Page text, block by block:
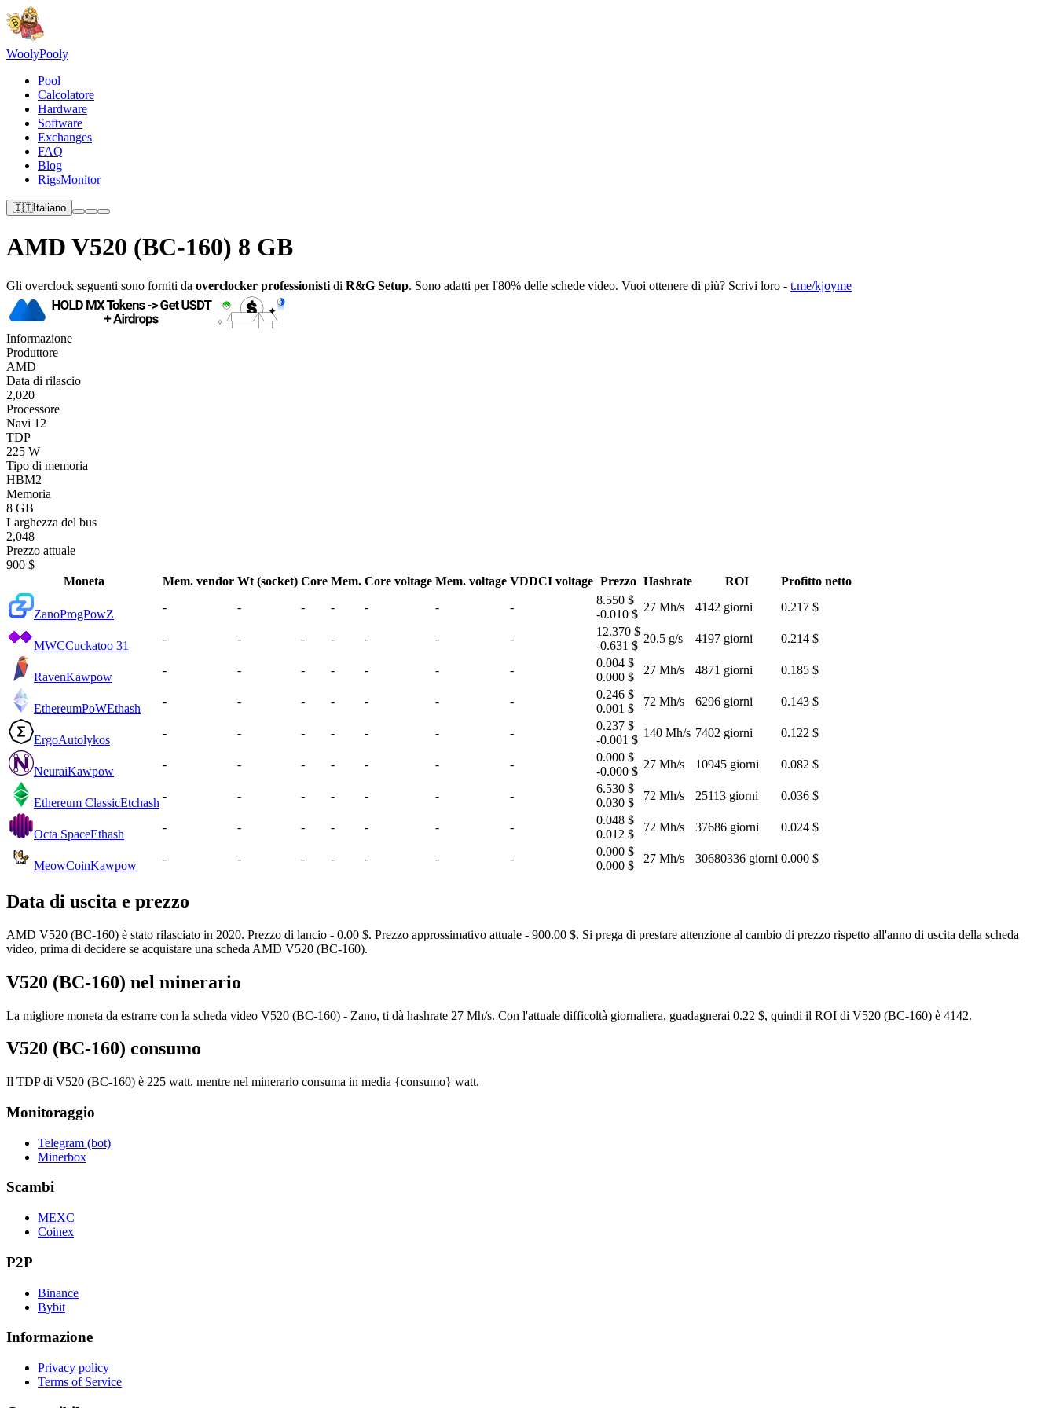
WoolyPooly
Pool
Calcolatore
Hardware
Software
Exchanges
FAQ
Blog
RigsMonitor
🇮🇹Italiano
AMD V520 (BC-160) 8 GB
Gli overclock seguenti sono forniti da overclocker professionisti di R&G Setup. Sono adatti per l'80% delle schede video. Vuoi ottenere di più? Scrivi loro - t.me/kjoyme
Informazione
Produttore
AMD
Data di rilascio
2,020
Processore
Navi 12
TDP
225 W
Tipo di memoria
HBM2
Memoria
8 GB
Larghezza del bus
2,048
Prezzo attuale
900 $
Moneta
Mem. vendor Wt (socket) Core Mem. Core voltage Mem. voltage VDDCI voltage Prezzo Hashrate ROI Profitto netto
ZanoProgPowZ
- - - - - - -
8.550 $
-0.010 $
27 Mh/s 4142 giorni 0.217 $
MWCCuckatoo 31
- - - - - - -
12.370 $
-0.631 $
20.5 g/s 4197 giorni 0.214 $
RavenKawpow
- - - - - - -
0.004 $
0.000 $
27 Mh/s 4871 giorni 0.185 $
EthereumPoWEthash
- - - - - - -
0.246 $
0.001 $
72 Mh/s 6296 giorni 0.143 $
ErgoAutolykos
- - - - - - -
0.237 $
-0.001 $
140 Mh/s 7402 giorni 0.122 $
NeuraiKawpow
- - - - - - -
0.000 $
-0.000 $
27 Mh/s 10945 giorni 0.082 $
Ethereum ClassicEtchash
- - - - - - -
6.530 $
0.030 $
72 Mh/s 25113 giorni 0.036 $
Octa SpaceEthash
- - - - - - -
0.048 $
0.012 $
72 Mh/s 37686 giorni 0.024 $
MeowCoinKawpow
- - - - - - -
0.000 $
0.000 $
27 Mh/s 30680336 giorni 0.000 $
Data di uscita e prezzo
AMD V520 (BC-160) è stato rilasciato in 2020. Prezzo di lancio - 0.00 $. Prezzo approssimativo attuale - 900.00 $. Si prega di prestare attenzione al cambio di prezzo rispetto all'anno di uscita della scheda
video, prima di decidere se acquistare una scheda AMD V520 (BC-160).
V520 (BC-160) nel minerario
La migliore moneta da estrarre con la scheda video V520 (BC-160) - Zano, ti dà hashrate 27 Mh/s. Con l'attuale difficoltà giornaliera, guadagnerai 0.22 $, quindi il ROI di V520 (BC-160) è 4142.
V520 (BC-160) consumo
Il TDP di V520 (BC-160) è 225 watt, mentre nel minerario consuma in media {consumo} watt.
Monitoraggio
Telegram (bot)
Minerbox
Scambi
MEXC
Coinex
P2P
Binance
Bybit
Informazione
Privacy policy
Terms of Service